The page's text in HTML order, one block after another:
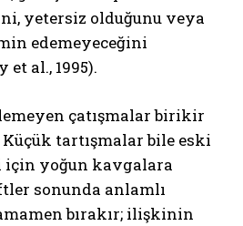
yetersiz olduğunu veya
edemeyeceğini
al., 1995).
çatışmalar birikir
Küçük tartışmalar bile eski
yoğun kavgalara
sonunda anlamlı
bırakır; ilişkinin